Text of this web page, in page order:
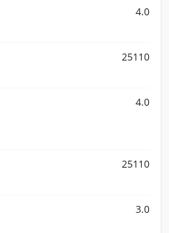
4.0
25110
4.0
25110
3.0